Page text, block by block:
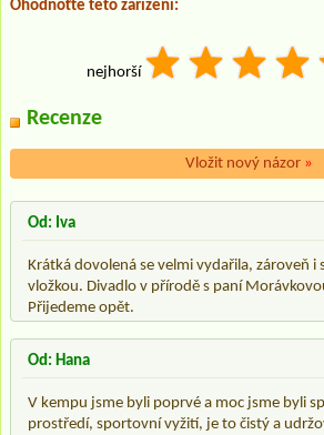
Ohodnoťte teto zařízení:
nejhorší
Recenze
Vložit nový názor »
Od: Iva
Krátká dovolená se velmi vydařila, zároveň i
vložkou. Divadlo v přírodě s paní
Přijedeme opět.
Od: Hana
V kempu jsme byli poprvé a moc jsme byli
prostředí, sportovní vyžití, je to čistý a